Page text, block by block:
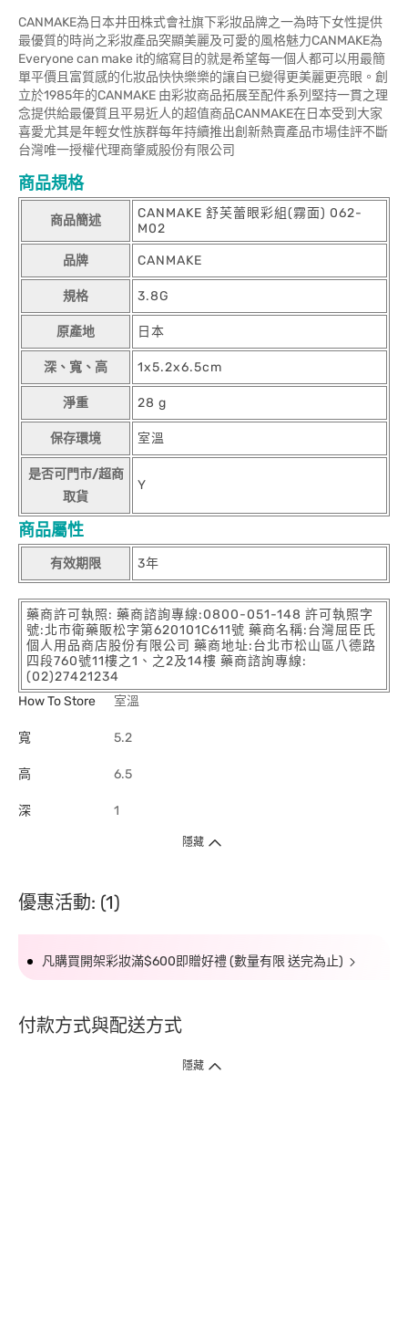
CANMAKE為日本井田株式會社旗下彩妝品牌之一為時下女性提供
最優質的時尚之彩妝產品突顯美麗及可愛的風格魅力CANMAKE為
Everyone can make it的縮寫目的就是希望每一個人都可以用最簡
單平價且富質感的化妝品快快樂樂的讓自已變得更美麗更亮眼。創
立於1985年的CANMAKE 由彩妝商品拓展至配件系列堅持一貫之理
念提供給最優質且平易近人的超值商品CANMAKE在日本受到大家
喜愛尤其是年輕女性族群每年持續推出創新熱賣產品市場佳評不斷
台灣唯一授權代理商肇威股份有限公司
商品規格
商品簡述
CANMAKE 舒芙蕾眼彩組(霧面) 062-
M02
品牌 CANMAKE
規格 3.8G
原產地 日本
深、寬、高 1x5.2x6.5cm
淨重 28 g
保存環境 室溫
是否可門市/超商
取貨
Y
商品屬性
有效期限 3年
藥商許可執照: 藥商諮詢專線:0800-051-148 許可執照字
號:北市衛藥販松字第620101C611號 藥商名稱:台灣屈臣氏
個人用品商店股份有限公司 藥商地址:台北市松山區八德路
四段760號11樓之1、之2及14樓 藥商諮詢專線:
(02)27421234
How To Store
室溫
寬 5.2
高 6.5
深 1
隱藏
優惠活動: (1)
凡購買開架彩妝滿$600即贈好禮 (數量有限 送完為止)
付款方式與配送方式
隱藏